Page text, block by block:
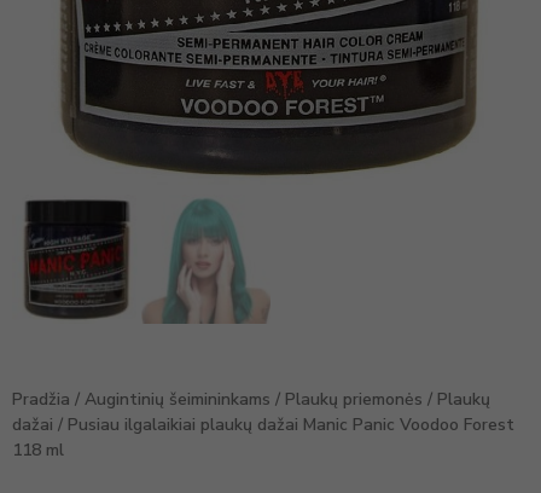
Pradžia / Augintinių šeimininkams / Plaukų priemonės / Plaukų
dažai / Pusiau ilgalaikiai plaukų dažai Manic Panic Voodoo Forest
118 ml